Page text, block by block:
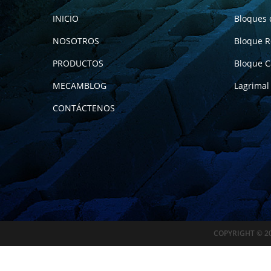
INICIO
NOSOTROS
PRODUCTOS
MECAMBLOG
CONTÁCTENOS
Bloques
Bloque
Bloque
Lagrimal
COPYRIGHT ©